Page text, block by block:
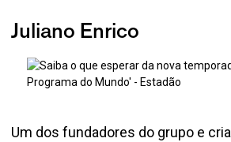
Juliano Enrico
Um dos fundadores do grupo e